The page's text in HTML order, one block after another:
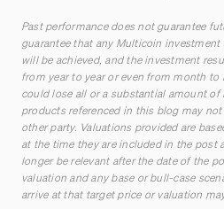
Past performance does not guarantee
guarantee that any Multicoin investment
will be achieved, and the investment
from year to year or even from month
could lose all or a substantial amount
products referenced in this blog may
other party. Valuations provided are
at the time they are included in the post
longer be relevant after the date of the
valuation and any base or bull-case
arrive at that target price or valuation